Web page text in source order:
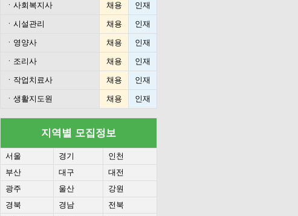
ㆍ 사회복지사 채용 인재
ㆍ 시설관리 채용 인재
ㆍ 영양사 채용 인재
ㆍ 조리사 채용 인재
ㆍ 작업치료사 채용 인재
ㆍ 생활지도원 채용 인재
지역별 모집정보
서울 경기
인천
부산
대구
대전
광주
울산
강원
경북
경남
전북